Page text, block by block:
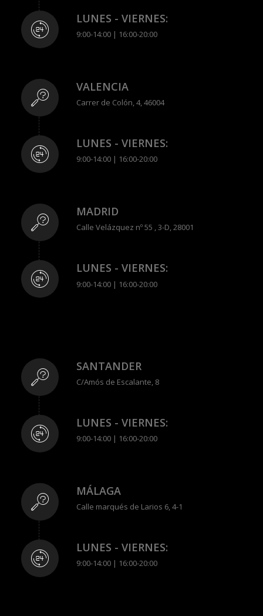
LUNES - VIERNES:
9:00-14:00 | 16:00-20:00
VALENCIA
Carrer de Colón, 4, 46004
LUNES - VIERNES:
9:00-14:00 | 16:00-20:00
MADRID
Calle Velázquez nº 55 , 3-D, 28001
LUNES - VIERNES:
9:00-14:00 | 16:00-20:00
SANTANDER
C/Amós de Escalante, 8
LUNES - VIERNES:
9:00-14:00 | 16:00-20:00
MÁLAGA
Calle marqués de Larios 6, 4-1
LUNES - VIERNES:
9:00-14:00 | 16:00-20:00